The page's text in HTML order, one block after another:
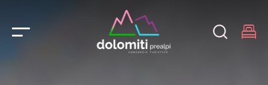
Main Navigation